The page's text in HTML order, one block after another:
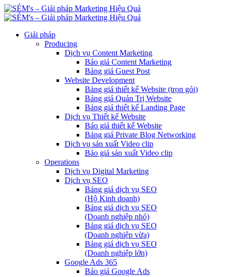
Giải pháp
Producing
Dịch vụ Content Marketing
Báo giá Content Marketing
Bảng giá Guest Post
Website Development
Bảng giá thiết kế Website (trọn gói)
Bảng giá Quản Trị Website
Bảng giá thiết kế Landing Page
Dịch vụ Thiết kế Website
Báo giá thiết kế Website
Bảng giá Private Blog Networking
Dịch vụ sản xuất Video clip
Báo giá sản xuất Video clip
Operations
Dịch vụ Digital Marketing
Dịch vụ SEO
Bảng giá dịch vụ SEO
(Hộ Kinh doanh)
Bảng giá dịch vụ SEO
(Doanh nghiệp nhỏ)
Bảng giá dịch vụ SEO
(Doanh nghiệp vừa)
Bảng giá dịch vụ SEO
(Doanh nghiệp lớn)
Google Ads 365
Báo giá Google Ads